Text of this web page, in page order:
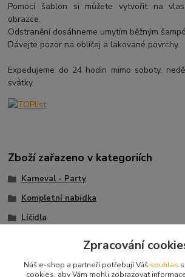
Pomocí šablon si můžete vytvořit na
obrazce.
Odstranění dosáhneme umytím běžným
Dávejte pozor na obličej a lakované povrchy.
Expedujeme do 24 hodin mimo soboty,
svátky.
Zboží zařazeno v kategoriích
Karneval - Party
Kompletní nabídka
Líčidla
Zpracování
Náš e-shop a partneři potřebují Váš souhlas
cookies, aby Vám mohli zobrazovat